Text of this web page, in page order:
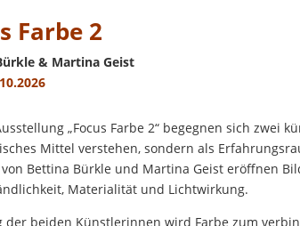
Farbe 2
& Martina Geist
„Focus Farbe 2“ begegnen sich zwei
Mittel verstehen, sondern als
Bettina Bürkle und Martina Geist eröffnen
Materialität und Lichtwirkung.
der beiden Künstlerinnen wird Farbe zum